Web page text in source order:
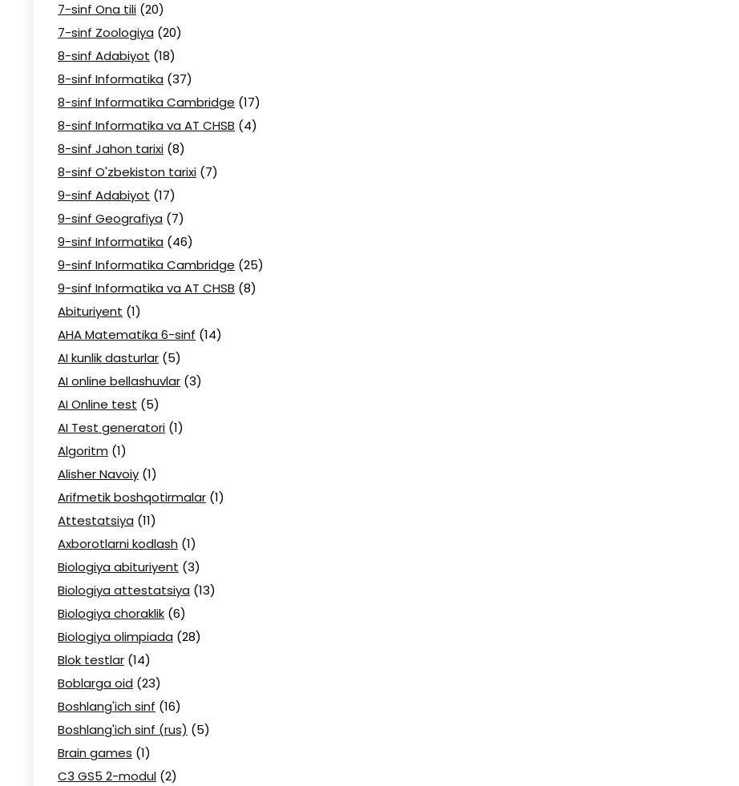
7-sinf Ona tili (20)
7-sinf Zoologiya (20)
8-sinf Adabiyot (18)
8-sinf Informatika (37)
8-sinf Informatika Cambridge (17)
8-sinf Informatika va AT CHSB (4)
8-sinf Jahon tarixi (8)
8-sinf O'zbekiston tarixi (7)
9-sinf Adabiyot (17)
9-sinf Geografiya (7)
9-sinf Informatika (46)
9-sinf Informatika Cambridge (25)
9-sinf Informatika va AT CHSB (8)
Abituriyent (1)
AHA Matematika 6-sinf (14)
AI kunlik dasturlar (5)
AI online bellashuvlar (3)
AI Online test (5)
AI Test generatori (1)
Algoritm (1)
Alisher Navoiy (1)
Arifmetik boshqotirmalar (1)
Attestatsiya (11)
Axborotlarni kodlash (1)
Biologiya abituriyent (3)
Biologiya attestatsiya (13)
Biologiya choraklik (6)
Biologiya olimpiada (28)
Blok testlar (14)
Boblarga oid (23)
Boshlang'ich sinf (16)
Boshlang'ich sinf (rus) (5)
Brain games (1)
C3 GS5 2-modul (2)